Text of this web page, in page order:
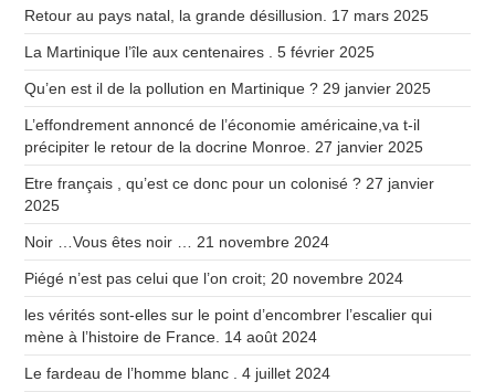
Retour au pays natal, la grande désillusion. 17 mars 2025
La Martinique l’île aux centenaires . 5 février 2025
Qu’en est il de la pollution en Martinique ? 29 janvier 2025
L’effondrement annoncé de l’économie américaine,va t-il
précipiter le retour de la docrine Monroe. 27 janvier 2025
Etre français , qu’est ce donc pour un colonisé ? 27 janvier
2025
Noir …Vous êtes noir … 21 novembre 2024
Piégé n’est pas celui que l’on croit; 20 novembre 2024
les vérités sont-elles sur le point d’encombrer l’escalier qui
mène à l’histoire de France. 14 août 2024
Le fardeau de l’homme blanc . 4 juillet 2024